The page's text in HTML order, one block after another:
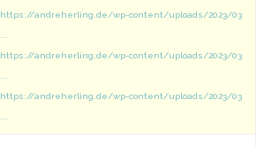
https://andreherling.de/wp-content/uploads/2023/03
https://andreherling.de/wp-content/uploads/2023/03
https://andreherling.de/wp-content/uploads/2023/03